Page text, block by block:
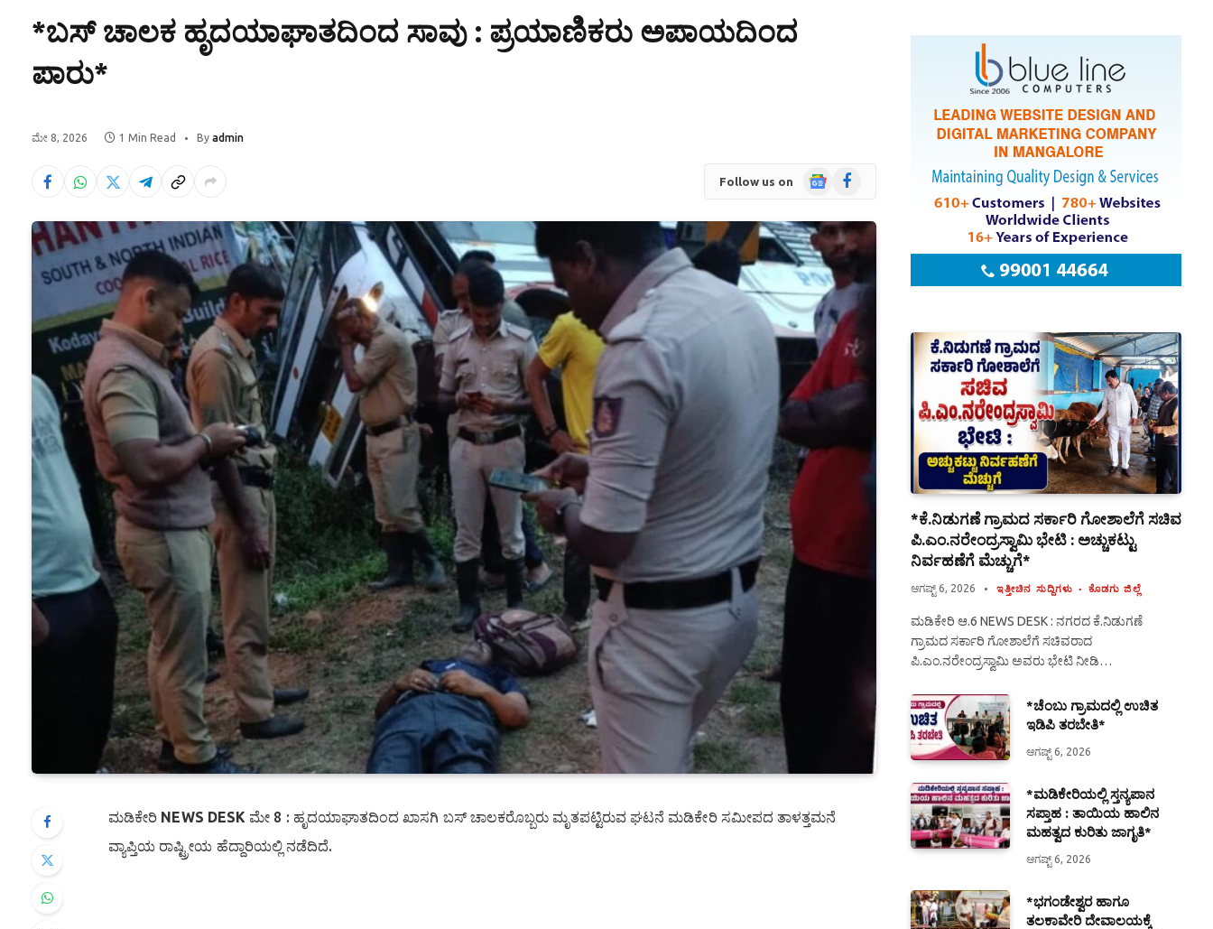
*ಬಸ್ ಚಾಲಕ ಹೃದಯಾಘಾತದಿಂದ ಸಾವು : ಪ್ರಯಾಣಿಕರು ಅಪಾಯದಿಂದ
ಪಾರು*
ಮೇ 8, 2026 1 Min Read By admin
Follow us on
GoogleFacebook
ಮಡಿಕೇರಿ NEWS DESK ಮೇ 8 : ಹೃದಯಾಘಾತದಿಂದ ಖಾಸಗಿ ಬಸ್ ಚಾಲಕರೊಬ್ಬರು ಮೃತಪಟ್ಟಿರುವ ಘಟನೆ ಮಡಿಕೇರಿ ಸಮೀಪದ ತಾಳತ್ತಮನೆ
ವ್ಯಾಪ್ತಿಯ ರಾಷ್ಟ್ರೀಯ ಹೆದ್ದಾರಿಯಲ್ಲಿ ನಡೆದಿದೆ.
*ಕೆ.ನಿಡುಗಣೆ ಗ್ರಾಮದ ಸರ್ಕಾರಿ ಗೋಶಾಲೆಗೆ ಸಚಿವ
ಪಿ.ಎಂ.ನರೇಂದ್ರಸ್ವಾಮಿ ಭೇಟಿ : ಅಚ್ಚುಕಟ್ಟು
ನಿರ್ವಹಣೆಗೆ ಮೆಚ್ಚುಗೆ*
ಆಗಷ್ಟ್ 6, 2026 ಇತ್ತೀಚಿನ ಸುದ್ದಿಗಳು ಕೊಡಗು ಜಿಲ್ಲೆ
ಮಡಿಕೇರಿ ಆ.6 NEWS DESK : ನಗರದ ಕೆ.ನಿಡುಗಣೆ
ಗ್ರಾಮದ ಸರ್ಕಾರಿ ಗೋಶಾಲೆಗೆ ಸಚಿವರಾದ
ಪಿ.ಎಂ.ನರೇಂದ್ರಸ್ವಾಮಿ ಅವರು ಭೇಟಿ ನೀಡಿ…
*ಚೆಂಬು ಗ್ರಾಮದಲ್ಲಿ ಉಚಿತ
ಇಡಿಪಿ ತರಬೇತಿ*
ಆಗಷ್ಟ್ 6, 2026
*ಮಡಿಕೇರಿಯಲ್ಲಿ ಸ್ತನ್ಯಪಾನ
ಸಪ್ತಾಹ : ತಾಯಿಯ ಹಾಲಿನ
ಮಹತ್ವದ ಕುರಿತು ಜಾಗೃತಿ*
ಆಗಷ್ಟ್ 6, 2026
*ಭಗಂಡೇಶ್ವರ ಹಾಗೂ
ತಲಕಾವೇರಿ ದೇವಾಲಯಕ್ಕೆ